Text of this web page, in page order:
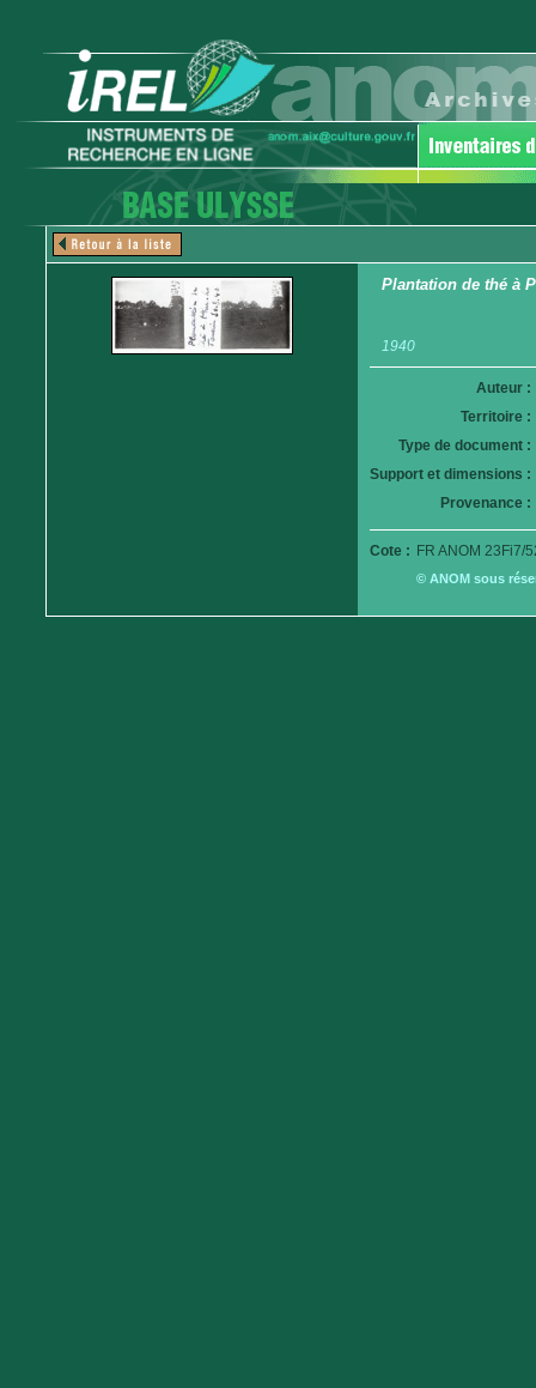
Plantation de thé à
1940
Auteur :
Territoire :
Type de document :
Support et dimensions :
Provenance :
Cote : FR ANOM 23Fi7/
© ANOM sous